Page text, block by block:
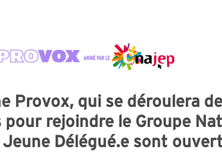
Provox, qui se déroulera
rejoindre le Groupe
Délégué.e sont